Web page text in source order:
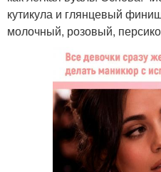
кутикула и глянцевый
молочный, розовый,